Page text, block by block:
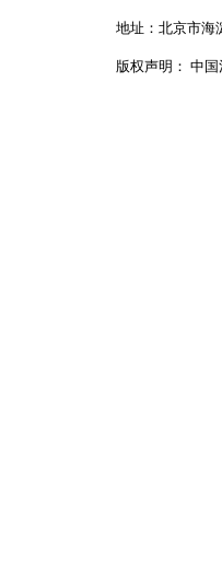
地址：北京市海
版权声明： 中